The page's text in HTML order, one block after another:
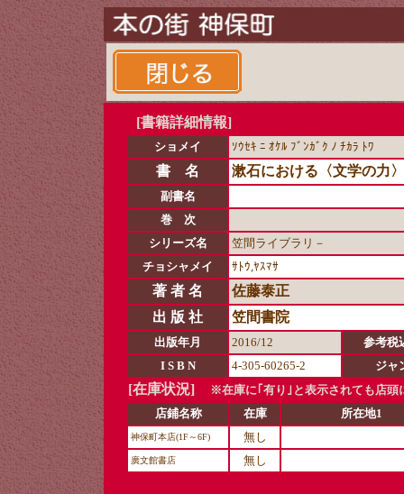
[書籍詳細情報]
ショメイ ｿｳｾｷ ﾆ ｵｹﾙ ﾌﾞﾝｶﾞｸ ﾉ ﾁｶﾗ ﾄﾜ
書 名 漱石における〈文学の力
副書名
巻 次
シリーズ名
笠間ライブラリ－
チョシャメイ
ｻﾄｳ,ﾔｽﾏｻ
著 者 名
佐藤泰正
出 版 社
笠間書院
出版年月 2016/12
参考税
I S B N
4-305-60265-2 ジャ
[在庫状況]
※在庫に｢有り｣と表示されても店頭
店鋪名称
在庫 所在地1
神保町本店(1F～6F) 無し
廣文館書店 無し